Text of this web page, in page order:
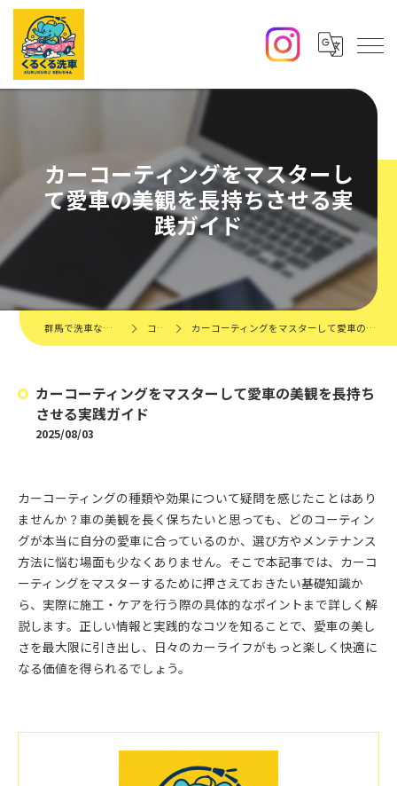
カーコーティングをマスターし
て愛車の美観を長持ちさせる実
践ガイド
群馬で洗車ならくるくる洗車 コラム カーコーティングをマスターして愛車の美観を長持ちさせる実践ガイド
カーコーティングをマスターして愛車の美観を長持ち
させる実践ガイド
2025/08/03
カーコーティングの種類や効果について疑問を感じたことはあり
ませんか？車の美観を長く保ちたいと思っても、どのコーティン
グが本当に自分の愛車に合っているのか、選び方やメンテナンス
方法に悩む場面も少なくありません。そこで本記事では、カーコ
ーティングをマスターするために押さえておきたい基礎知識か
ら、実際に施工・ケアを行う際の具体的なポイントまで詳しく解
説します。正しい情報と実践的なコツを知ることで、愛車の美し
さを最大限に引き出し、日々のカーライフがもっと楽しく快適に
なる価値を得られるでしょう。